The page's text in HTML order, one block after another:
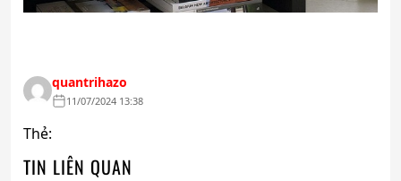
quantrihazo
11/07/2024 13:38
Thẻ:
TIN LIÊN QUAN